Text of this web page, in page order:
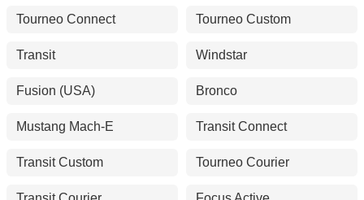
Tourneo Connect Tourneo Custom
Transit Windstar
Fusion (USA) Bronco
Mustang Mach-E Transit Connect
Transit Custom Tourneo Courier